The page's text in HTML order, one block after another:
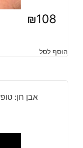
₪108
הוסף לסל
אבן חן: טופז